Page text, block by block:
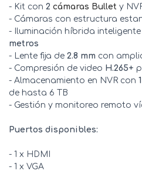
- Kit con 2 cámaras Bullet y
- Cámaras con estructura
- Iluminación híbrida
metros
- Lente fija de 2.8 mm con
- Compresión de video H.265+
- Almacenamiento en NVR con
de hasta 6 TB
- Gestión y monitoreo remoto
Puertos disponibles:
- 1 x HDMI
- 1 x VGA